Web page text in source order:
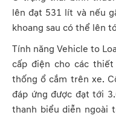
lên đạt 531 lít và nếu
khoang sau có thể lên
Tính năng Vehicle to
cấp điện cho các
thống ổ cắm trên xe.
đáp ứng được đạt tới
thanh biểu diễn ngoài